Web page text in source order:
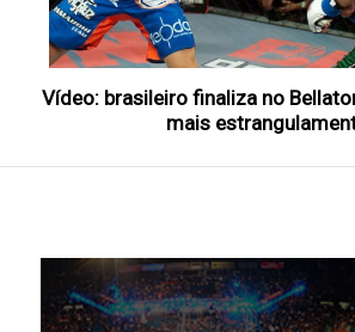
Vídeo: brasileiro finaliza no
mais